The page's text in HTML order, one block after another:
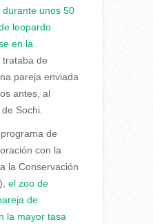
unos 50
leopardo
en la
trataba de
pareja enviada
antes, al
Sochi.
de
con la
la Conservación
el zoo de
de
la mayor tasa